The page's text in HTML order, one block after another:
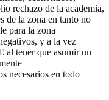
rechazo de la academia,
de la zona en tanto no
para la zona
y a la vez
al tener que asumir un
necesarios en todo